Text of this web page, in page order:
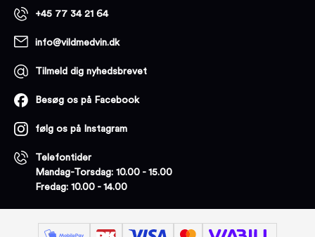
+45 77 34 21 64
info@vildmedvin.dk
Tilmeld dig nyhedsbrevet
Besøg os på Facebook
følg os på Instagram
Telefontider
Mandag-Torsdag: 10.00 - 15.00
Fredag: 10.00 - 14.00